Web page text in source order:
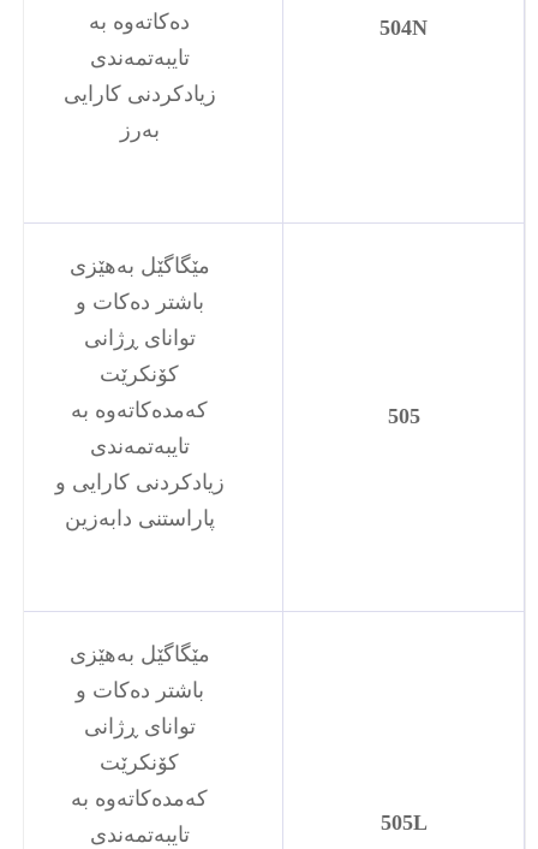
504N
دەکاتەوە بە
تایبەتمەندی
زیادکردنی کارایی
بەرز
505
مێگاگێل بەهێزی
باشتر دەکات و
توانای ڕژانی
کۆنکرێت
کەمدەکاتەوە بە
تایبەتمەندی
زیادکردنی کارایی و
پاراستنی دابەزین
505L
مێگاگێل بەهێزی
باشتر دەکات و
توانای ڕژانی
کۆنکرێت
کەمدەکاتەوە بە
تایبەتمەندی